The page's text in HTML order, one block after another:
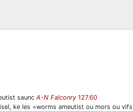
saunc A-N Falconry 127.60
ke les =worms ameutist ou mors ou vifs